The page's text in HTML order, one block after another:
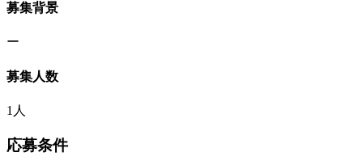
募集背景
ー
募集人数
1人
応募条件